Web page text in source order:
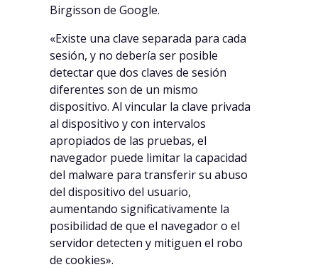
Birgisson de Google.
«Existe una clave separada para cada
sesión, y no debería ser posible
detectar que dos claves de sesión
diferentes son de un mismo
dispositivo. Al vincular la clave privada
al dispositivo y con intervalos
apropiados de las pruebas, el
navegador puede limitar la capacidad
del malware para transferir su abuso
del dispositivo del usuario,
aumentando significativamente la
posibilidad de que el navegador o el
servidor detecten y mitiguen el robo
de cookies».